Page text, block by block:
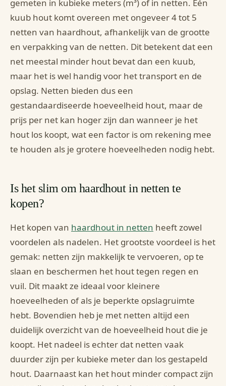
gemeten in kubieke meters (m³) of in netten. Eén
kuub hout komt overeen met ongeveer 4 tot 5
netten van haardhout, afhankelijk van de grootte
en verpakking van de netten. Dit betekent dat een
net meestal minder hout bevat dan een kuub,
maar het is wel handig voor het transport en de
opslag. Netten bieden dus een
gestandaardiseerde hoeveelheid hout, maar de
prijs per net kan hoger zijn dan wanneer je het
hout los koopt, wat een factor is om rekening mee
te houden als je grotere hoeveelheden nodig hebt.
Is het slim om haardhout in netten te
kopen?
Het kopen van haardhout in netten heeft zowel
voordelen als nadelen. Het grootste voordeel is het
gemak: netten zijn makkelijk te vervoeren, op te
slaan en beschermen het hout tegen regen en
vuil. Dit maakt ze ideaal voor kleinere
hoeveelheden of als je beperkte opslagruimte
hebt. Bovendien heb je met netten altijd een
duidelijk overzicht van de hoeveelheid hout die je
koopt. Het nadeel is echter dat netten vaak
duurder zijn per kubieke meter dan los gestapeld
hout. Daarnaast kan het hout minder compact zijn